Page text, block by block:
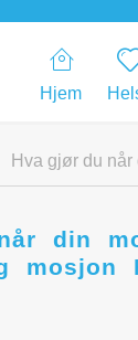
Hjem
Hva gjør du når din
din
mosjon